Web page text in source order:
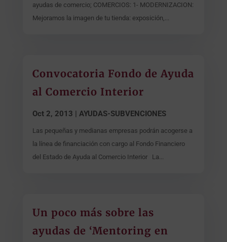
ayudas de comercio; COMERCIOS: 1- MODERNIZACION:
Mejoramos la imagen de tu tienda: exposición,...
Convocatoria Fondo de Ayuda
al Comercio Interior
Oct 2, 2013 | AYUDAS-SUBVENCIONES
Las pequeñas y medianas empresas podrán acogerse a
la línea de financiación con cargo al Fondo Financiero
del Estado de Ayuda al Comercio Interior La...
Un poco más sobre las
ayudas de ‘Mentoring en